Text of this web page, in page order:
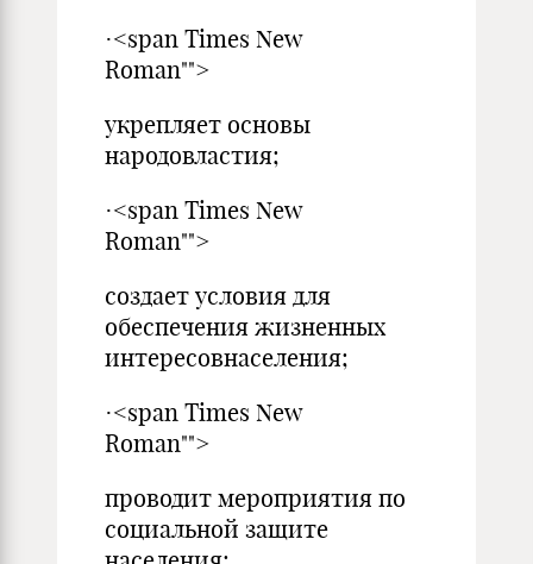
·<span Times New
Roman"">
укрепляет основы
народовластия;
·<span Times New
Roman"">
создает условия для
обеспечения жизненных
интересовнаселения;
·<span Times New
Roman"">
проводит мероприятия по
социальной защите